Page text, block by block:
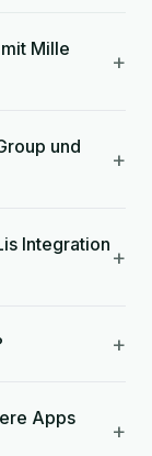
Mille
+
und
+
Integration+
+
Apps
+